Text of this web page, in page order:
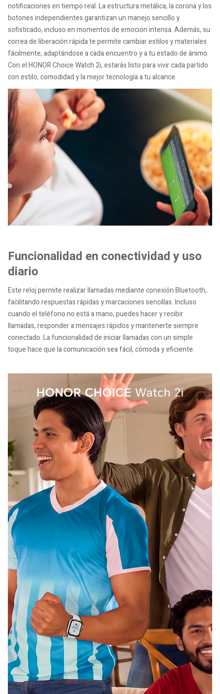
notificaciones en tiempo real. La estructura metálica, la corona y los
botones independientes garantizan un manejo sencillo y
sofisticado, incluso en momentos de emoción intensa. Además, su
correa de liberación rápida te permite cambiar estilos y materiales
fácilmente, adaptándose a cada encuentro y a tu estado de ánimo.
Con el HONOR Choice Watch 2i, estarás listo para vivir cada partido
con estilo, comodidad y la mejor tecnología a tu alcance.
Funcionalidad en conectividad y uso
diario
Este reloj permite realizar llamadas mediante conexión Bluetooth,
facilitando respuestas rápidas y marcaciones sencillas. Incluso
cuando el teléfono no está a mano, puedes hacer y recibir
llamadas, responder a mensajes rápidos y mantenerte siempre
conectado. La funcionalidad de iniciar llamadas con un simple
toque hace que la comunicación sea fácil, cómoda y eficiente.